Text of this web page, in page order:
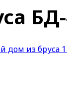
дом из бруса